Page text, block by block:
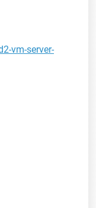
vm-server-